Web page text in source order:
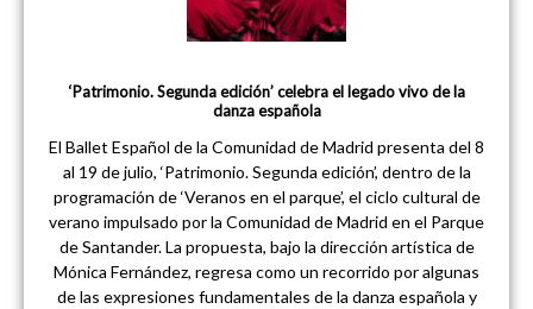
‘Patrimonio. Segunda edición’ celebra el legado vivo de la
danza española
El Ballet Español de la Comunidad de Madrid presenta del 8
al 19 de julio, ‘Patrimonio. Segunda edición’, dentro de la
programación de ‘Veranos en el parque’, el ciclo cultural de
verano impulsado por la Comunidad de Madrid en el Parque
de Santander. La propuesta, bajo la dirección artística de
Mónica Fernández, regresa como un recorrido por algunas
de las expresiones fundamentales de la danza española y